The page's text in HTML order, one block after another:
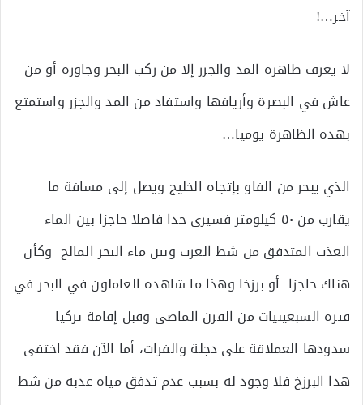
آخر…!
لا يعرف ظاهرة المد والجزر إلا من ركب البحر وجاوره أو من
عاش في البصرة وأريافها واستفاد من المد والجزر واستمتع
بهذه الظاهرة يوميا…
الذي يبحر من الفاو بإتجاه الخليج ويصل إلى مسافة ما
يقارب من ٥٠ كيلومتر فسيرى حدا فاصلا حاجزا بين الماء
العذب المتدفق من شط العرب وبين ماء البحر المالح وكأن
هناك حاجزا أو برزخا وهذا ما شاهده العاملون في البحر في
فترة السبعينيات من القرن الماضي وقبل إقامة تركيا
سدودها العملاقة على دجلة والفرات، أما الآن فقد اختفى
هذا البرزخ فلا وجود له بسبب عدم تدفق مياه عذبة من شط